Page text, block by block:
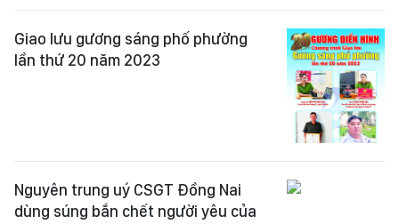
Giao lưu gương sáng phố phường
lần thứ 20 năm 2023
Nguyên trung uý CSGT Đồng Nai
dùng súng bắn chết người yêu của